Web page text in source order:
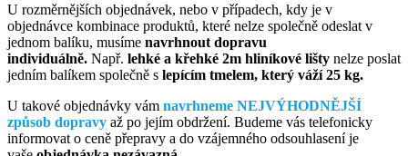
U rozměrnějších objednávek, nebo v případech, kdy je v
objednávce kombinace produktů, které nelze společně odeslat v
jednom balíku, musíme navrhnout dopravu
individuálně. Např. lehké a křehké 2m hliníkové lišty nelze poslat
jedním balíkem společně s lepícím tmelem, který váží 25 kg.
U takové objednávky vám navrhneme NEJVÝHODNĚJŠÍ
způsob dopravy až po jejím obdržení. Budeme vás telefonicky
informovat o ceně přepravy a do vzájemného odsouhlasení je